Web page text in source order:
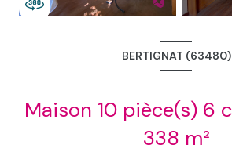
BERTIGNAT (63480)
Maison 10 pièce(s) 6 chambre(s)
338 m²